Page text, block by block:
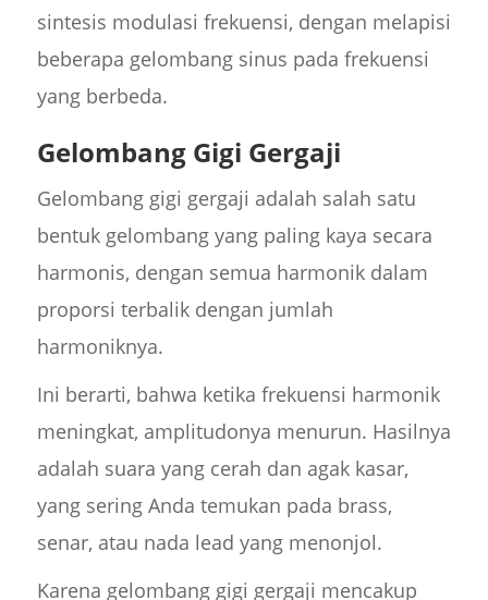
sintesis modulasi frekuensi, dengan melapisi
beberapa gelombang sinus pada frekuensi
yang berbeda.
Gelombang Gigi Gergaji
Gelombang gigi gergaji adalah salah satu
bentuk gelombang yang paling kaya secara
harmonis, dengan semua harmonik dalam
proporsi terbalik dengan jumlah
harmoniknya.
Ini berarti, bahwa ketika frekuensi harmonik
meningkat, amplitudonya menurun. Hasilnya
adalah suara yang cerah dan agak kasar,
yang sering Anda temukan pada brass,
senar, atau nada lead yang menonjol.
Karena gelombang gigi gergaji mencakup